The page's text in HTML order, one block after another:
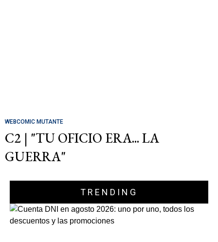
WEBCOMIC MUTANTE
C2 | "TU OFICIO ERA... LA
GUERRA"
TRENDING